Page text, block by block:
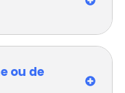
ou de